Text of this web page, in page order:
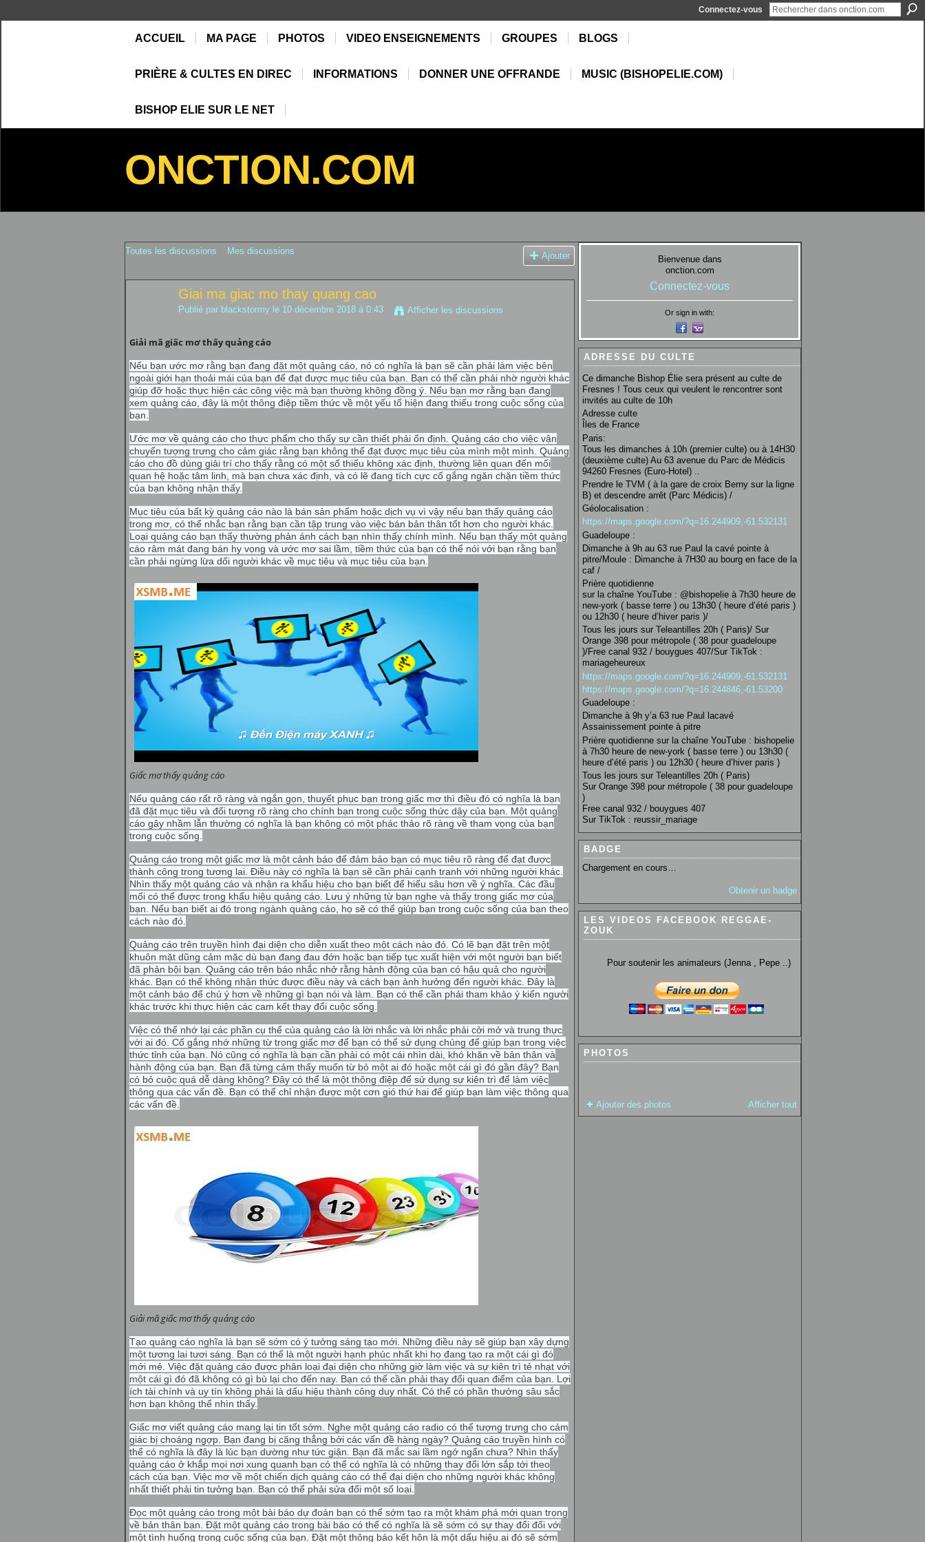
Connectez-vous
ACCUEIL MA PAGE PHOTOS VIDEO ENSEIGNEMENTS GROUPES BLOGS
PRIÈRE & CULTES EN DIREC INFORMATIONS DONNER UNE OFFRANDE MUSIC (BISHOPELIE.COM)
BISHOP ELIE SUR LE NET
ONCTION.COM
Toutes les discussions Mes discussions Ajouter
Giai ma giac mo thay quang cao
Publié par blackstormy le 10 décembre 2018 à 0:43 Afficher les discussions
Giải mã giấc mơ thấy quảng cáo
Nếu bạn ước mơ rằng bạn đang đặt một quảng cáo, nó có nghĩa là bạn sẽ cần phải làm việc bên
ngoài giới hạn thoải mái của bạn để đạt được mục tiêu của bạn. Bạn có thể cần phải nhờ người khác
giúp đỡ hoặc thực hiện các công việc mà bạn thường không đồng ý. Nếu bạn mơ rằng bạn đang
xem quảng cáo, đây là một thông điệp tiềm thức về một yếu tố hiện đang thiếu trong cuộc sống của
bạn.
Ước mơ về quảng cáo cho thực phẩm cho thấy sự cần thiết phải ổn định. Quảng cáo cho việc vận
chuyển tượng trưng cho cảm giác rằng bạn không thể đạt được mục tiêu của mình một mình. Quảng
cáo cho đồ dùng giải trí cho thấy rằng có một số thiếu không xác định, thường liên quan đến mối
quan hệ hoặc tâm linh, mà bạn chưa xác định, và có lẽ đang tích cực cố gắng ngăn chặn tiềm thức
của bạn không nhận thấy.
Mục tiêu của bất kỳ quảng cáo nào là bán sản phẩm hoặc dịch vụ vì vậy nếu bạn thấy quảng cáo
trong mơ, có thể nhắc bạn rằng bạn cần tập trung vào việc bán bản thân tốt hơn cho người khác.
Loại quảng cáo bạn thấy thường phản ánh cách bạn nhìn thấy chính mình. Nếu bạn thấy một quảng
cáo râm mát đang bán hy vọng và ước mơ sai lầm, tiềm thức của bạn có thể nói với bạn rằng bạn
cần phải ngừng lừa dối người khác về mục tiêu và mục tiêu của bạn.
Giấc mơ thấy quảng cáo
Nếu quảng cáo rất rõ ràng và ngắn gọn, thuyết phục bạn trong giấc mơ thì điều đó có nghĩa là bạn
đã đặt mục tiêu và đối tượng rõ ràng cho chính bạn trong cuộc sống thức dậy của bạn. Một quảng
cáo gây nhầm lẫn thường có nghĩa là bạn không có một phác thảo rõ ràng về tham vọng của bạn
trong cuộc sống.
Quảng cáo trong một giấc mơ là một cảnh báo để đảm bảo bạn có mục tiêu rõ ràng để đạt được
thành công trong tương lai. Điều này có nghĩa là bạn sẽ cần phải cạnh tranh với những người khác.
Nhìn thấy một quảng cáo và nhận ra khẩu hiệu cho bạn biết để hiểu sâu hơn về ý nghĩa. Các đầu
mối có thể được trong khẩu hiệu quảng cáo. Lưu ý những từ bạn nghe và thấy trong giấc mơ của
bạn. Nếu bạn biết ai đó trong ngành quảng cáo, họ sẽ có thể giúp bạn trong cuộc sống của bạn theo
cách nào đó.
Quảng cáo trên truyền hình đại diện cho diễn xuất theo một cách nào đó. Có lẽ bạn đặt trên một
khuôn mặt dũng cảm mặc dù bạn đang đau đớn hoặc bạn tiếp tục xuất hiện với một người bạn biết
đã phản bội bạn. Quảng cáo trên báo nhắc nhở rằng hành động của bạn có hậu quả cho người
khác. Bạn có thể không nhận thức được điều này và cách bạn ảnh hưởng đến người khác. Đây là
một cảnh báo để chú ý hơn về những gì bạn nói và làm. Bạn có thể cần phải tham khảo ý kiến người
khác trước khi thực hiện các cam kết thay đổi cuộc sống.
Việc có thể nhớ lại các phần cụ thể của quảng cáo là lời nhắc và lời nhắc phải cởi mở và trung thực
với ai đó. Cố gắng nhớ những từ trong giấc mơ để bạn có thể sử dụng chúng để giúp bạn trong việc
thức tỉnh của bạn. Nó cũng có nghĩa là bạn cần phải có một cái nhìn dài, khó khăn về bản thân và
hành động của bạn. Bạn đã từng cảm thấy muốn từ bỏ một ai đó hoặc một cái gì đó gần đây? Bạn
có bỏ cuộc quá dễ dàng không? Đây có thể là một thông điệp để sử dụng sự kiên trì để làm việc
thông qua các vấn đề. Bạn có thể chỉ nhận được một cơn gió thứ hai để giúp bạn làm việc thông qua
các vấn đề.
Giải mã giấc mơ thấy quảng cáo
Tạo quảng cáo nghĩa là bạn sẽ sớm có ý tưởng sáng tạo mới. Những điều này sẽ giúp bạn xây dựng
một tương lai tươi sáng. Bạn có thể là một người hạnh phúc nhất khi họ đang tạo ra một cái gì đó
mới mẻ. Việc đặt quảng cáo được phân loại đại diện cho những giờ làm việc và sự kiên trì tẻ nhạt với
một cái gì đó đã không có gì bù lại cho đến nay. Bạn có thể cần phải thay đổi quan điểm của bạn. Lợi
ích tài chính và uy tín không phải là dấu hiệu thành công duy nhất. Có thể có phần thưởng sâu sắc
hơn bạn không thể nhìn thấy.
Giấc mơ viết quảng cáo mang lại tin tốt sớm. Nghe một quảng cáo radio có thể tượng trưng cho cảm
giác bị choáng ngợp. Bạn đang bị căng thẳng bởi các vấn đề hàng ngày? Quảng cáo truyền hình có
thể có nghĩa là đây là lúc bạn dường như tức giận. Bạn đã mắc sai lầm ngớ ngẩn chưa? Nhìn thấy
quảng cáo ở khắp mọi nơi xung quanh bạn có thể có nghĩa là có những thay đổi lớn sắp tới theo
cách của bạn. Việc mơ về một chiến dịch quảng cáo có thể đại diện cho những người khác không
nhất thiết phải tin tưởng bạn. Bạn có thể phải sửa đổi một số loại.
Đọc một quảng cáo trong một bài báo dự đoán bạn có thể sớm tạo ra một khám phá mới quan trọng
về bản thân bạn. Đặt một quảng cáo trong bài báo có thể có nghĩa là sẽ sớm có sự thay đổi đối với
một tình huống trong cuộc sống của bạn. Đặt một thông báo kết hôn là một dấu hiệu ai đó sẽ sớm
Bienvenue dans
onction.com
Connectez-vous
Or sign in with:
ADRESSE DU CULTE
Ce dimanche Bishop Élie sera présent au culte de
Fresnes ! Tous ceux qui veulent le rencontrer sont
invités au culte de 10h
Adresse culte
Îles de France
Paris:
Tous les dimanches à 10h (premier culte) ou à 14H30
(deuxième culte) Au 63 avenue du Parc de Médicis
94260 Fresnes (Euro-Hotel) ..
Prendre le TVM ( à la gare de croix Berny sur la ligne
B) et descendre arrêt (Parc Médicis) /
Géolocalisation :
https://maps.google.com/?q=16.244909,-61.532131
Guadeloupe :
Dimanche à 9h au 63 rue Paul la cavé pointe à
pitre/Moule : Dimanche à 7H30 au bourg en face de la
caf /
Prière quotidienne
sur la chaîne YouTube : @bishopelie à 7h30 heure de
new-york ( basse terre ) ou 13h30 ( heure d’été paris )
ou 12h30 ( heure d’hiver paris )/
Tous les jours sur Teleantilles 20h ( Paris)/ Sur
Orange 398 pour métropole ( 38 pour guadeloupe
)/Free canal 932 / bouygues 407/Sur TikTok :
mariageheureux
https://maps.google.com/?q=16.244909,-61.532131
https://maps.google.com/?q=16.244846,-61.53200
Guadeloupe :
Dimanche à 9h y’a 63 rue Paul lacavé
Assainissement pointe à pitre
Prière quotidienne sur la chaîne YouTube : bishopelie
à 7h30 heure de new-york ( basse terre ) ou 13h30 (
heure d’été paris ) ou 12h30 ( heure d’hiver paris )
Tous les jours sur Teleantilles 20h ( Paris)
Sur Orange 398 pour métropole ( 38 pour guadeloupe
)
Free canal 932 / bouygues 407
Sur TikTok : reussir_mariage
BADGE
Chargement en cours…
Obtenir un badge
LES VIDEOS FACEBOOK REGGAE-
ZOUK
Pour soutenir les animateurs (Jenna , Pepe ..)
PHOTOS
Ajouter des photos Afficher tout